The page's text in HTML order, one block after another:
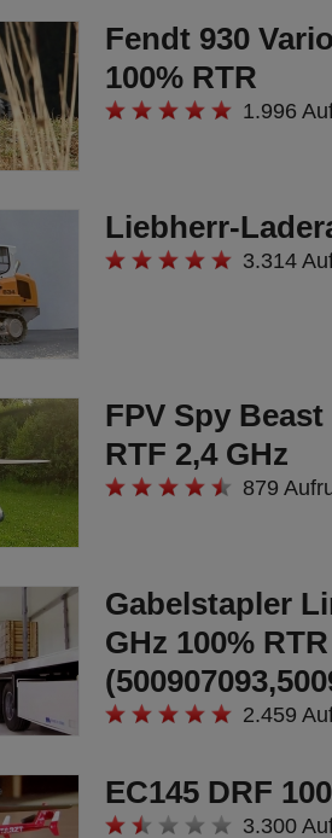
(4)
System inkl.
Brushless-
mit
RC-
Kinder unter 14
Fendt 930
100% RTR
1.996
Liebherr-
3.314
FPV Spy
RTF 2,4 GHz
879
Gabelstapler
GHz 100% RTR
2.459
EC145 DRF
3.300